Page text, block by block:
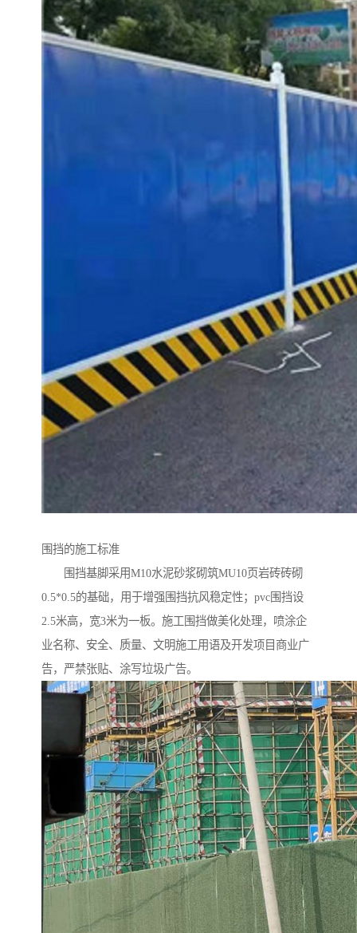
围挡的施工标准
围挡基脚采用M10水泥砂浆砌筑MU10页岩砖砖砌
0.5*0.5的基础，用于增强围挡抗风稳定性；pvc围挡设
2.5米高，宽3米为一板。施工围挡做美化处理，喷涂企
业名称、安全、质量、文明施工用语及开发项目商业广
告，严禁张贴、涂写垃圾广告。